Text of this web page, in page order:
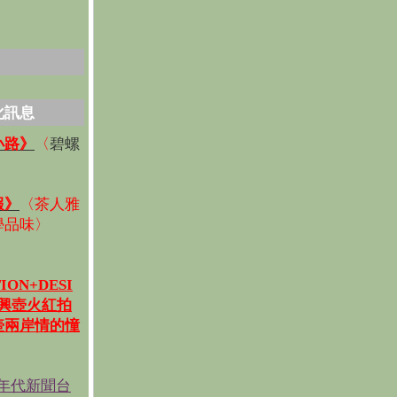
訊息
》 〈碧螺
〈茶人雅
味〉
壺火紅拍
岸情的憧
代新聞台